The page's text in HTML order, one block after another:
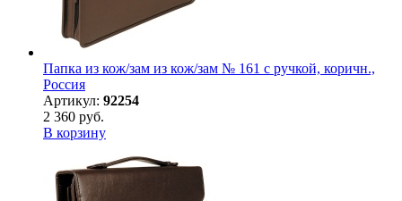
Папка из кож/зам из кож/зам № 161 с ручкой, коричн.,
Россия
Артикул: 92254
2 360 руб.
В корзину